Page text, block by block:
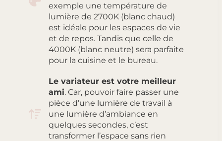
exemple une température de
lumière de 2700K (blanc chaud)
est idéale pour les espaces de vie
et de repos. Tandis que celle de
4000K (blanc neutre) sera parfaite
pour la cuisine et le bureau.
Le variateur est votre meilleur
ami. Car, pouvoir faire passer une
pièce d’une lumière de travail à
une lumière d’ambiance en
quelques secondes, c’est
transformer l’espace sans rien